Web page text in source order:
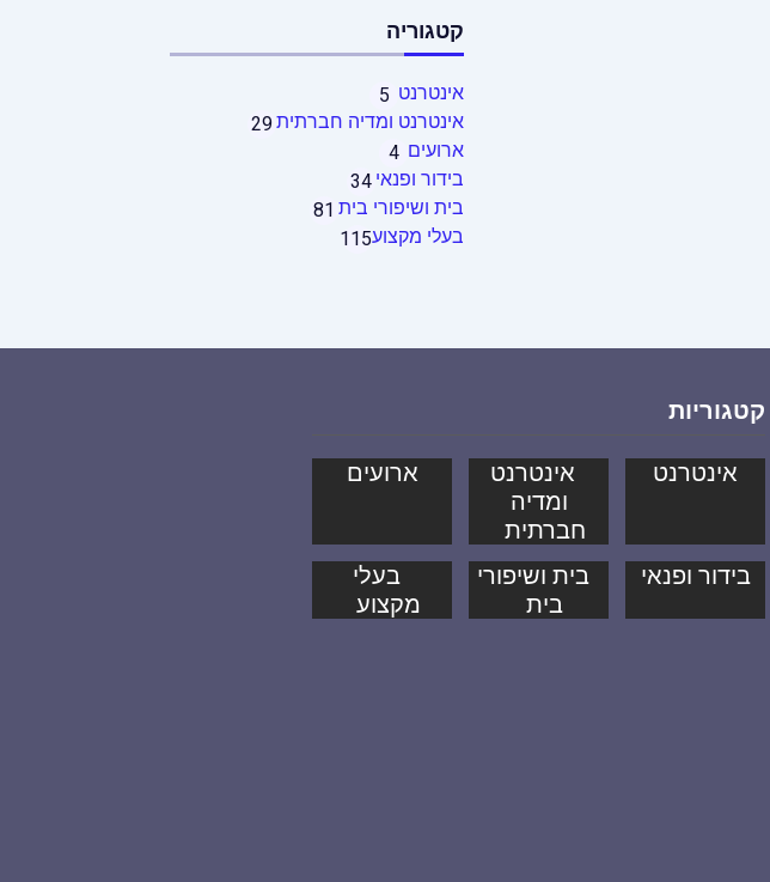
קטגוריה
אינטרנט 5
אינטרנט ומדיה חברתית29
ארועים 4
בידור ופנאי 34
בית ושיפורי בית 81
בעלי מקצוע115
קטגוריות
אינטרנט
אינטרנט
ומדיה
חברתית
ארועים
בידור ופנאי
בית ושיפורי
בית
בעלי
מקצוע